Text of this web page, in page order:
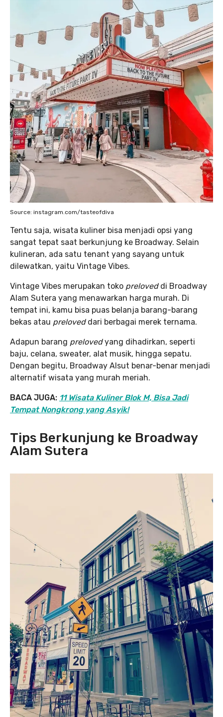
Source: instagram.com/tasteofdiva
Tentu saja, wisata kuliner bisa menjadi opsi yang
sangat tepat saat berkunjung ke Broadway. Selain
kulineran, ada satu tenant yang sayang untuk
dilewatkan, yaitu Vintage Vibes.
Vintage Vibes merupakan toko preloved di Broadway
Alam Sutera yang menawarkan harga murah. Di
tempat ini, kamu bisa puas belanja barang-barang
bekas atau preloved dari berbagai merek ternama.
Adapun barang prelovedyang dihadirkan, seperti
baju, celana, sweater, alat musik, hingga sepatu.
Dengan begitu, Broadway Alsut benar-benar menjadi
alternatif wisata yang murah meriah.
BACA JUGA: 11 Wisata Kuliner Blok M, Bisa Jadi
Tempat Nongkrong yang Asyik!
Tips Berkunjung ke Broadway
Alam Sutera